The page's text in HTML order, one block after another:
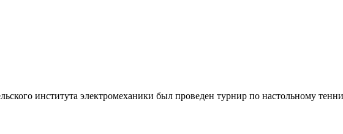
института электромеханики был проведен турнир по настольному